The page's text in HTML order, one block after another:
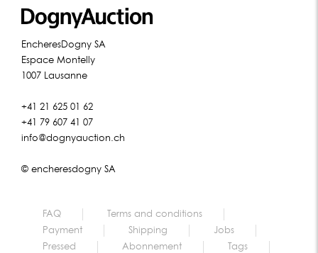
EncheresDogny SA
Espace Montelly
1007 Lausanne
+41 21 625 01 62
+41 79 607 41 07
info@dognyauction.ch
© encheresdogny SA
FAQ
Terms and conditions
Payment
Shipping
Jobs
Pressed
Abonnement Tags